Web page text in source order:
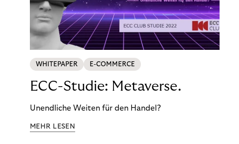
WHITEPAPER E-COMMERCE
ECC-Studie: Metaverse.
Unendliche Weiten für den Handel?
MEHR LESEN